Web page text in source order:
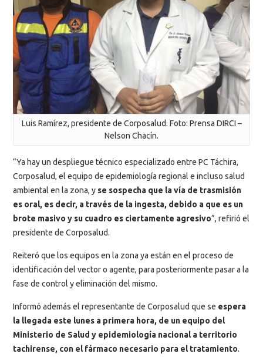
Luis Ramírez, presidente de Corposalud. Foto: Prensa DIRCI –
Nelson Chacín.
“Ya hay un despliegue técnico especializado entre PC Táchira,
Corposalud, el equipo de epidemiología regional e incluso salud
ambiental en la zona, y se sospecha que la vía de trasmisión
es oral, es decir, a través de la ingesta, debido a que es un
brote masivo y su cuadro es ciertamente agresivo”, refirió el
presidente de Corposalud.
Reiteró que los equipos en la zona ya están en el proceso de
identificación del vector o agente, para posteriormente pasar a la
fase de control y eliminación del mismo.
Informó además el representante de Corposalud que se espera
la llegada este lunes a primera hora, de un equipo del
Ministerio de Salud y epidemiología nacional a territorio
tachirense, con el fármaco necesario para el tratamiento.